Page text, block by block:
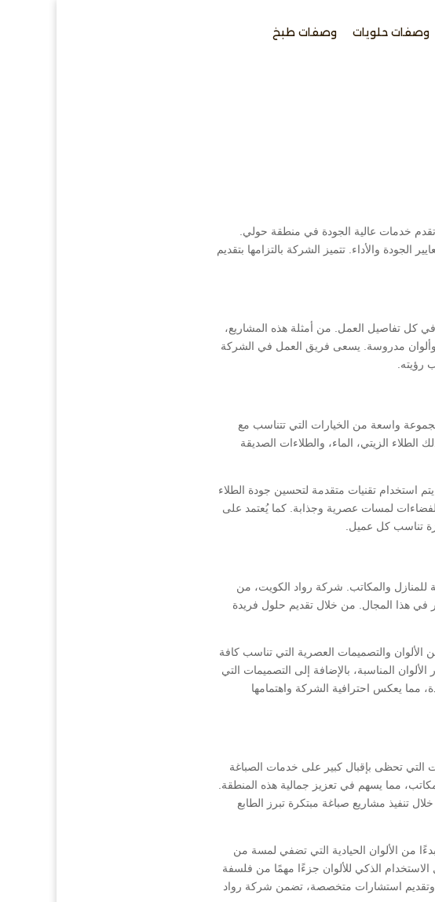
وصفات حلويات وصفات طبخ
خدمات عالية الجودة في منطقة حولي.
والأداء. تتميز الشركة بالتزامها بتقديم
كل تفاصيل العمل. من أمثلة هذه المشاريع،
وألوان مدروسة. يسعى فريق العمل في الشركة
رؤيته.
مجموعة واسعة من الخيارات التي تتناسب مع
الطلاء الزيتي، الماء، والطلاءات الصديقة
استخدام تقنيات متقدمة لتحسين جودة الطلاء
الفضاءات لمسات عصرية وجذابة. كما يُعتمد على
تناسب كل عميل.
للمنازل والمكاتب. شركة رواد الكويت، من
في هذا المجال. من خلال تقديم حلول فريدة
والتصميمات العصرية التي تناسب كافة
المناسبة، بالإضافة إلى التصميمات التي
مما يعكس احترافية الشركة واهتمامها
التي تحظى بإقبال كبير على خدمات الصباغة
مما يسهم في تعزيز جمالية هذه المنطقة.
تنفيذ مشاريع صباغة مبتكرة تبرز الطابع
من الألوان الحيادية التي تضفي لمسة من
الاستخدام الذكي للألوان جزءًا مهمًا من فلسفة
وتقديم استشارات متخصصة، تضمن شركة رواد